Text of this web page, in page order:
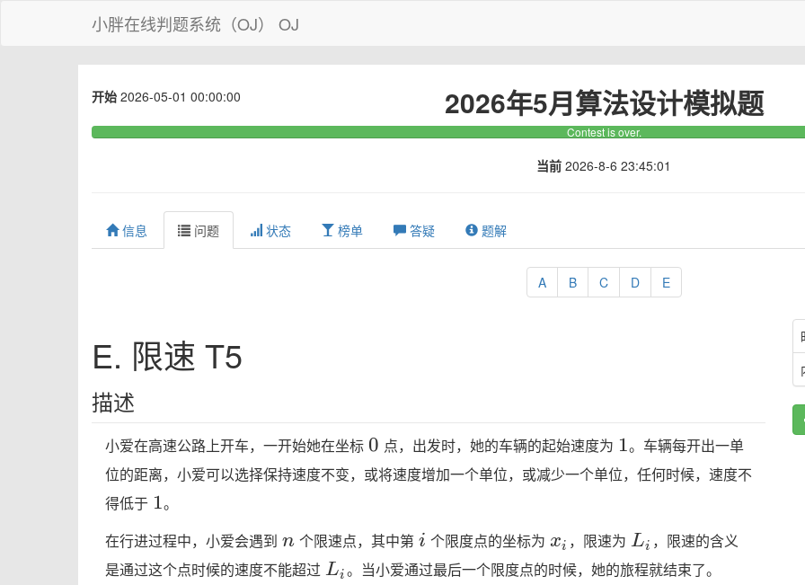
小胖在线判题系统（OJ） OJ
开始 2026-05-01 00:00:00 2026年5月算法设计模拟题
Contest is over.
当前 2026-8-6 23:45:02
信息 问题 状态 榜单 答疑 题解
A B C D E
E. 限速 T5
描述
小爱在高速公路上开车，一开始她在坐标 0
0 点，出发时，她的车辆的起始速度为 1
1。车辆每开出一单
位的距离，小爱可以选择保持速度不变，或将速度增加一个单位，或减少一个单位，任何时候，速度不
得低于 1
1。
在行进过程中，小爱会遇到 n
n 个限速点，其中第 i
i 个限度点的坐标为 x_i
xi ，限速为 L_i
Li ，限速的含义
是通过这个点时候的速度不能超过 L_i
Li。当小爱通过最后一个限度点的时候，她的旅程就结束了。